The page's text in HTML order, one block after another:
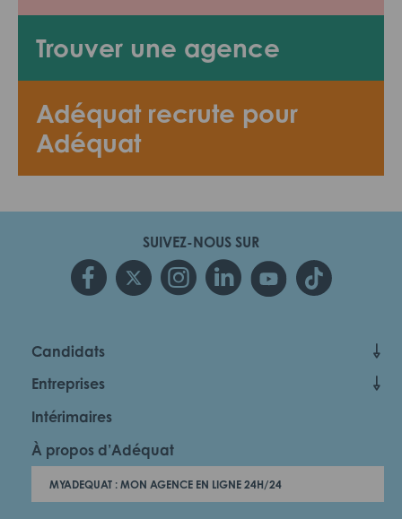
Trouver une agence
Adéquat recrute pour
Adéquat
SUIVEZ-NOUS SUR
Candidats
Entreprises
Intérimaires
À propos d’Adéquat
MYADEQUAT : MON AGENCE EN LIGNE 24H/24